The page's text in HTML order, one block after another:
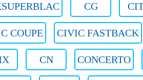
CG
COUPE CIVIC FASTBACK
CN CONCERTO